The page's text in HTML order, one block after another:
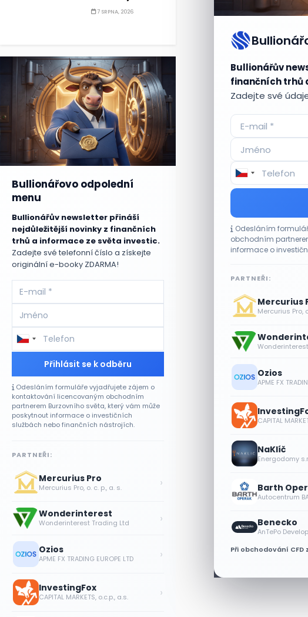
Bullionářův
finančních trhů
Zadejte své
Odesláním
obchodním
informace o
PARTNEŘI:
Mercurius
Mercurius Pro,
Ozios
APME FX
CAPITAL
NaKlíč
Energodomy
Barth
Autocentrum
Benecko
AnTePo
Při obchodování
7 SRPNA, 2026
Bullionářovo odpolední
menu
Bullionářův newsletter přináší
nejdůležitější novinky z finančních
trhů a informace ze světa investic.
Zadejte své telefonní číslo a získejte
originální e-booky ZDARMA!
Přihlásit se k odběru
Odesláním formuláře vyjadřujete zájem o
kontaktování licencovaným obchodním
partnerem Burzovního světa, který vám může
poskytnout informace o investičních
službách nebo finančních nástrojích.
PARTNEŘI:
Mercurius Pro
Mercurius Pro, o. c. p., a. s. ›
Wonderinterest
Wonderinterest Trading Ltd ›
Ozios
APME FX TRADING EUROPE LTD ›
InvestingFox
CAPITAL MARKETS, o.c.p., a.s. ›